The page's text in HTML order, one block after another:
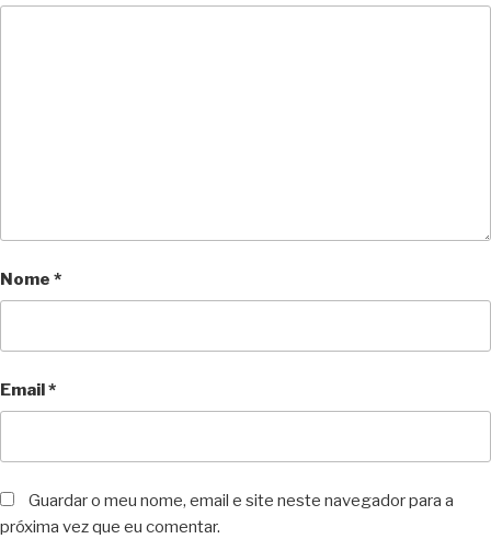
Nome *
Email*
Guardar o meu nome, email e site neste navegador para a
próxima vez que eu comentar.